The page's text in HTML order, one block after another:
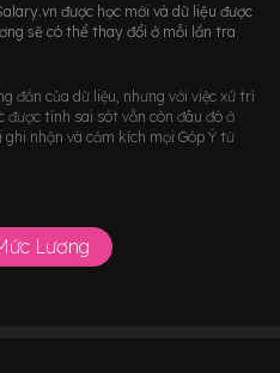
được học mới và dữ liệu được
sẽ có thể thay đổi ở mỗi lần tra
đắn của dữ liệu, nhưng với việc xử trí
được tính sai sót vẫn còn đâu đó ở
nhận và cảm kích mọi Góp Ý từ
Lương